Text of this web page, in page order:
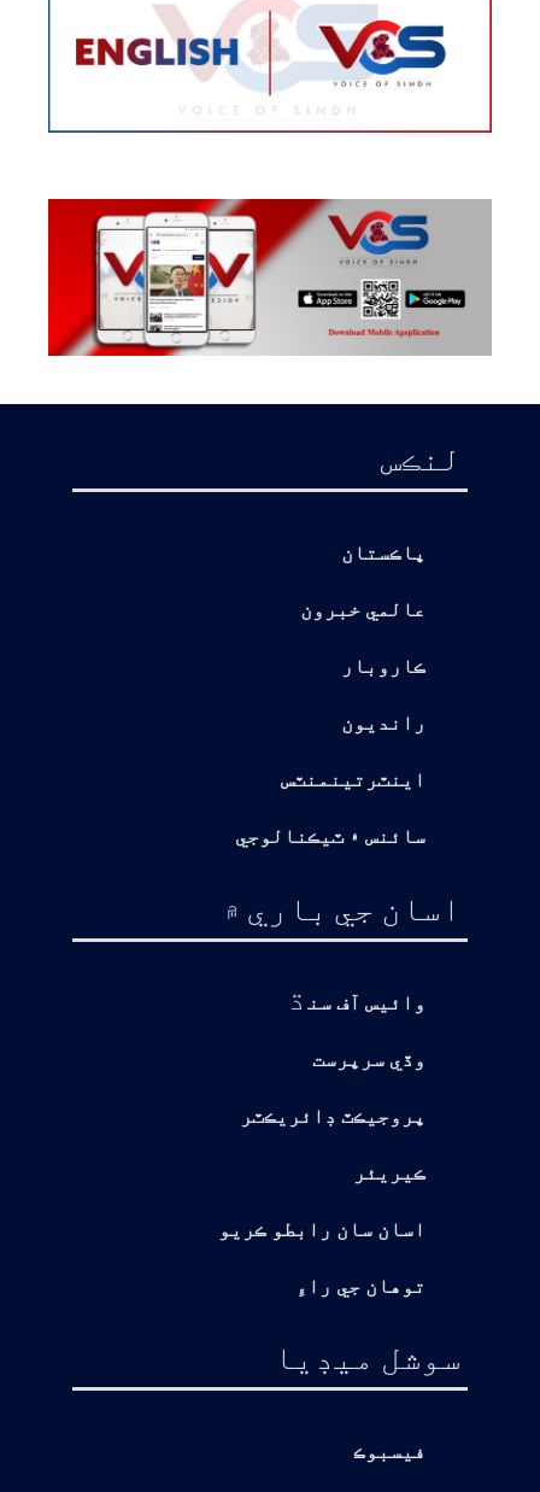
لنڪس
پاڪستان
عالمي خبرون
ڪاروبار
رانديون
اينٽرتينمنٽس
سائنس ۽ ٽيڪنالوجي
اسان جي باري ۾
وائيس آف سن ڌ
وڏي سرپرست
پروجيڪٽ ڊائريڪٽر
ڪيريئر
اسان سان رابطو ڪريو
توهان جي راءِ
سوشل ميڊيا
فيسبوڪ